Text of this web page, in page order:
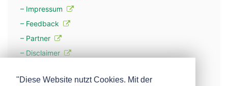
– Impressum
– Feedback
– Partner
– Disclaimer
"Diese Website nutzt Cookies. Mit der